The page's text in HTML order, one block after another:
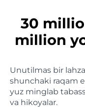
30
million
Unutilmas bir
shunchaki raqam
yuz minglab
va hikoyalar.